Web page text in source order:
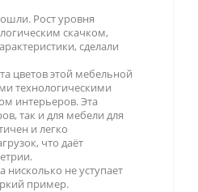
Рост уровня
скачком,
сделали
цветов этой мебельной
технологическими
интерьеров. Эта
так и для мебели для
и легко
что даёт
нисколько не уступает
пример.